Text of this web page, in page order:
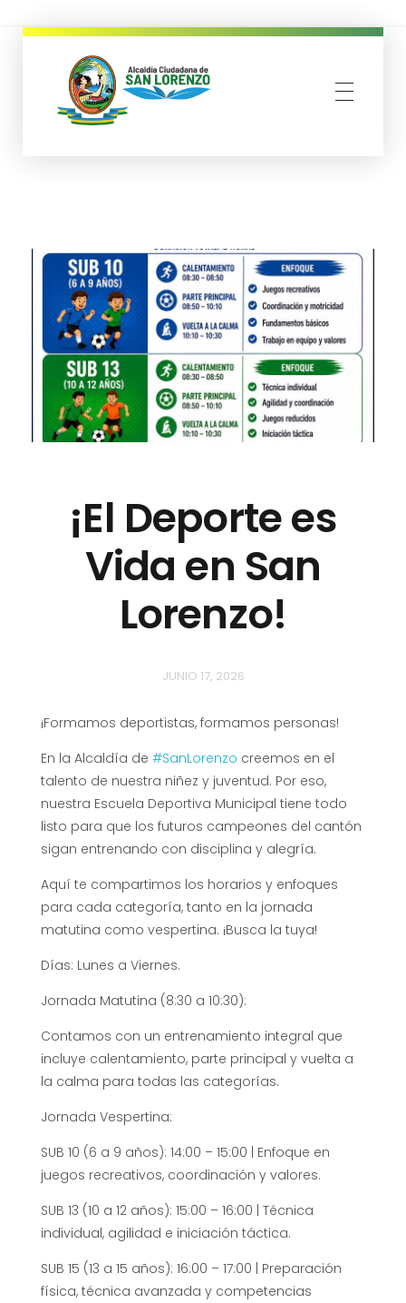
¡El Deporte es
Vida en San
Lorenzo!
JUNIO 17, 2026
¡Formamos deportistas, formamos personas!
En la Alcaldía de #SanLorenzo creemos en el
talento de nuestra niñez y juventud. Por eso,
nuestra Escuela Deportiva Municipal tiene todo
listo para que los futuros campeones del cantón
sigan entrenando con disciplina y alegría.
Aquí te compartimos los horarios y enfoques
para cada categoría, tanto en la jornada
matutina como vespertina. ¡Busca la tuya!
Días: Lunes a Viernes.
Jornada Matutina (8:30 a 10:30):
Contamos con un entrenamiento integral que
incluye calentamiento, parte principal y vuelta a
la calma para todas las categorías.
Jornada Vespertina:
SUB 10 (6 a 9 años): 14:00 – 15:00 | Enfoque en
juegos recreativos, coordinación y valores.
SUB 13 (10 a 12 años): 15:00 – 16:00 | Técnica
individual, agilidad e iniciación táctica.
SUB 15 (13 a 15 años): 16:00 – 17:00 | Preparación
física, técnica avanzada y competencias